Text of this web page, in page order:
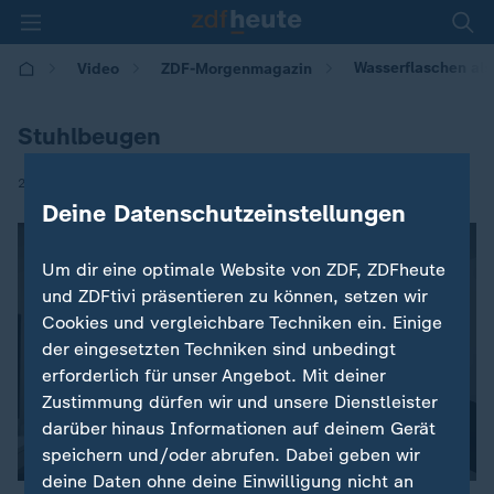
Video ZDF-Morgenmagazin Wasserflaschen
Stuhlbeugen
29.01.2021 | 05:30
Deine Datenschutzeinstellungen
Um dir eine optimale Website von ZDF, ZDFheute
und ZDFtivi präsentieren zu können, setzen wir
Cookies und vergleichbare Techniken ein. Einige
der eingesetzten Techniken sind unbedingt
erforderlich für unser Angebot. Mit deiner
Zustimmung dürfen wir und unsere Dienstleister
darüber hinaus Informationen auf deinem Gerät
speichern und/oder abrufen. Dabei geben wir
deine Daten ohne deine Einwilligung nicht an